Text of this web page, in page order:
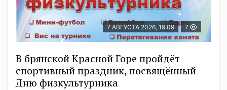
7 АВГУСТА 2026, 19:09 7
В брянской Красной Горе пройдёт
спортивный праздник, посвящённый
Дню физкультурника